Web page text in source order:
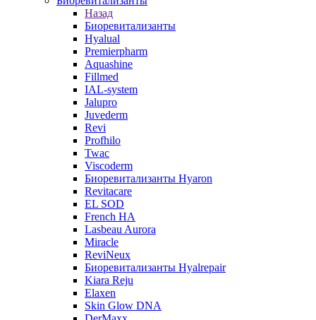
Назад
Биоревитализанты
Hyalual
Premierpharm
Aquashine
Fillmed
IAL-system
Jalupro
Juvederm
Revi
Profhilo
Twac
Viscoderm
Биоревитализанты Hyaron
Revitacare
EL SOD
French HA
Lasbeau Aurora
Miracle
ReviNeux
Биоревитализанты Hyalrepair
Kiara Reju
Elaxen
Skin Glow DNA